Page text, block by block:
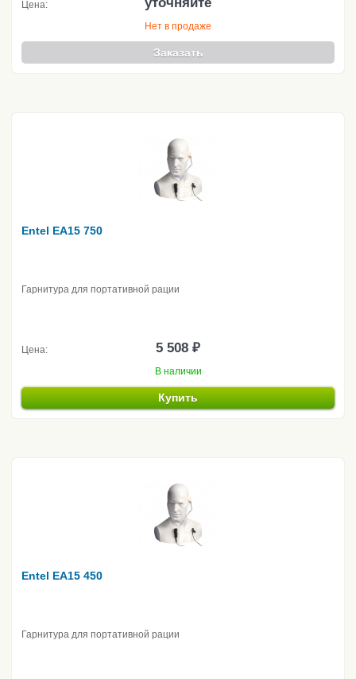
Цена:
Нет в продаже
Заказать
Entel EA15 750
Гарнитура для портативной рации
Цена: 5 508 ₽
В наличии
Купить
Entel EA15 450
Гарнитура для портативной рации